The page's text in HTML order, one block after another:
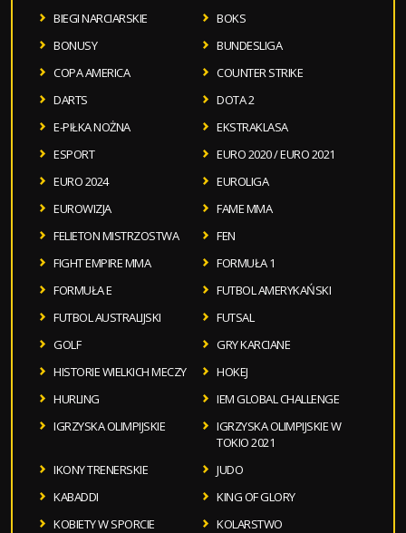
BIEGI NARCIARSKIE
BOKS
BONUSY
BUNDESLIGA
COPA AMERICA
COUNTER STRIKE
DARTS
DOTA 2
E-PIŁKA NOŻNA
EKSTRAKLASA
ESPORT
EURO 2020 / EURO 2021
EURO 2024
EUROLIGA
EUROWIZJA
FAME MMA
FELIETON MISTRZOSTWA
FEN
FIGHT EMPIRE MMA
FORMUŁA 1
FORMUŁA E
FUTBOL AMERYKAŃSKI
FUTBOL AUSTRALIJSKI
FUTSAL
GOLF
GRY KARCIANE
HISTORIE WIELKICH MECZY
HOKEJ
HURLING
IEM GLOBAL CHALLENGE
IGRZYSKA OLIMPIJSKIE
IGRZYSKA OLIMPIJSKIE W
TOKIO 2021
IKONY TRENERSKIE
JUDO
KABADDI
KING OF GLORY
KOBIETY W SPORCIE
KOLARSTWO